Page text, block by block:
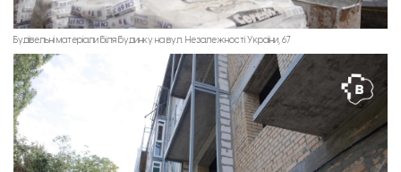
Будівельні матеріали біля будинку на вул. Незалежності України, 67